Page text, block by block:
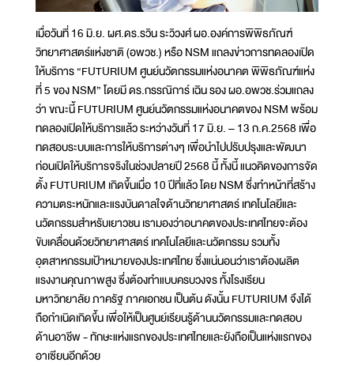
เมื่อวันที่ 16 มิ.ย. ผศ.ดร.รวิน ระวิวงศ์ ผอ.องค์การพิพิธภัณฑ์
วิทยาศาสตร์แห่งชาติ (อพวช.) หรือ NSM แถลงข่าวการทดลองเปิด
ให้บริการ “FUTURIUM ศูนย์นวัตกรรมแห่งอนาคต พิพิธภัณฑ์แห่ง
ที่ 5 ของ NSM” โดยมี ดร.กรรณิการ์ เฉิน รอง ผอ.อพวช.ร่วมแถลง
ว่า ขณะนี้ FUTURIUM ศูนย์นวัตกรรมแห่งอนาคตของ NSM พร้อม
ทดลองเปิดให้บริการแล้ว ระหว่างวันที่ 17 มิ.ย. – 13 ก.ค.2568 เพื่อ
ทดสอบระบบและการให้บริการต่างๆ เพื่อนำไปปรับปรุงและพัฒนา
ก่อนเปิดให้บริการจริงในช่วงปลายปี 2568 นี้ ทั้งนี้ แนวคิดของการจัด
ตั้ง FUTURIUM เกิดขึ้นเมื่อ 10 ปีที่แล้ว โดย NSM ซึ่งทำหน้าที่สร้าง
ความตระหนักและแรงบันดาลใจด้านวิทยาศาสตร์ เทคโนโลยีและ
นวัตกรรมสำหรับเยาวชน เรามองว่าอนาคตของประเทศไทยจะต้อง
ขับเคลื่อนด้วยวิทยาศาสตร์ เทคโนโลยีและนวัตกรรม รวมทั้ง
อุตสาหกรรมเป้าหมายของประเทศไทย ซึ่งแน่นอนว่าเราต้องผลิต
แรงงานคุณภาพสูง ซึ่งต้องทำแบบครบวงจร ทั้งโรงเรียน
มหาวิทยาลัย ภาครัฐ ภาคเอกชน เป็นต้น ดังนั้น FUTURIUM จึงได้
ถือกำเนิดเกิดขึ้น เพื่อให้เป็นศูนย์เรียนรู้ด้านนวัตกรรมและทดสอบ
ด้านอาชีพ - ทักษะแห่งแรกของประเทศไทยและยังถือเป็นแห่งแรกของ
อาเซียนอีกด้วย